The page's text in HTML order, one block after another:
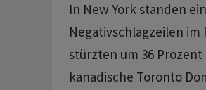
In New York standen
Negativschlagzeilen im
stürzten um 36
kanadische Toronto